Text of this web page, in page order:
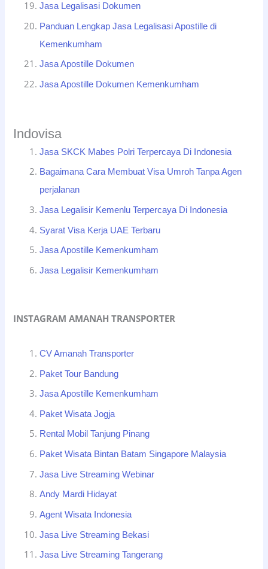
Jasa Legalisasi Dokumen
Panduan Lengkap Jasa Legalisasi Apostille di
Kemenkumham
Jasa Apostille Dokumen
Jasa Apostille Dokumen Kemenkumham
Indovisa
Jasa SKCK Mabes Polri Terpercaya Di Indonesia
Bagaimana Cara Membuat Visa Umroh Tanpa Agen
perjalanan
Jasa Legalisir Kemenlu Terpercaya Di Indonesia
Syarat Visa Kerja UAE Terbaru
Jasa Apostille Kemenkumham
Jasa Legalisir Kemenkumham
INSTAGRAM AMANAH TRANSPORTER
CV Amanah Transporter
Paket Tour Bandung
Jasa Apostille Kemenkumham
Paket Wisata Jogja
Rental Mobil Tanjung Pinang
Paket Wisata Bintan Batam Singapore Malaysia
Jasa Live Streaming Webinar
Andy Mardi Hidayat
Agent Wisata Indonesia
Jasa Live Streaming Bekasi
Jasa Live Streaming Tangerang